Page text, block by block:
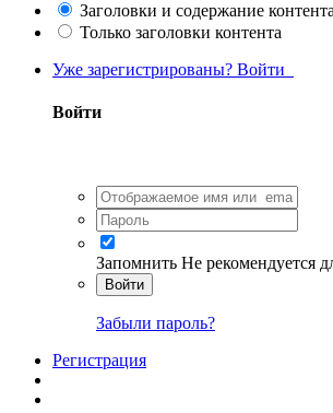
Заголовки и содержание контента
Только заголовки контента
Уже зарегистрированы? Войти
Войти
Запомнить Не рекомендуется
Войти
Забыли пароль?
Регистрация